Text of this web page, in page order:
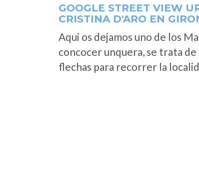
GOOGLE STREET VIEW
CRISTINA D'ARO EN
Aqui os dejamos uno de los
concocer unquera, se trata
flechas para recorrer la